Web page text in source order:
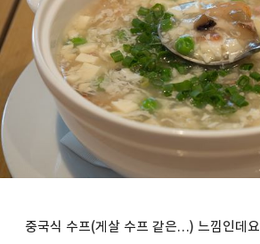
중국식 수프(게살 수프 같은…) 느낌인데